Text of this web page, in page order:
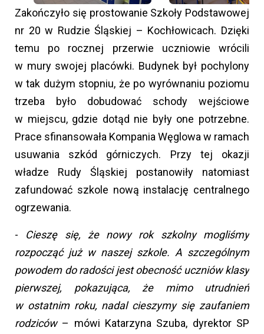
Zakończyło się prostowanie Szkoły Podstawowej
nr 20 w Rudzie Śląskiej – Kochłowicach. Dzięki
temu po rocznej przerwie uczniowie wrócili
w mury swojej placówki. Budynek był pochylony
w tak dużym stopniu, że po wyrównaniu poziomu
trzeba było dobudować schody wejściowe
w miejscu, gdzie dotąd nie były one potrzebne.
Prace sfinansowała Kompania Węglowa w ramach
usuwania szkód górniczych. Przy tej okazji
władze Rudy Śląskiej postanowiły natomiast
zafundować szkole nową instalację centralnego
ogrzewania.
- Cieszę się, że nowy rok szkolny mogliśmy
rozpocząć już w naszej szkole. A szczególnym
powodem do radości jest obecność uczniów klasy
pierwszej, pokazująca, że mimo utrudnień
w ostatnim roku, nadal cieszymy się zaufaniem
rodziców– mówi Katarzyna Szuba, dyrektor SP